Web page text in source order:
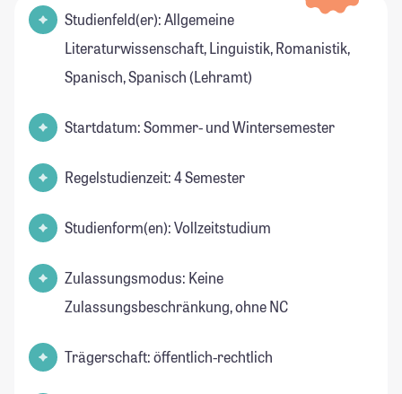
Studienfeld(er): Allgemeine
Literaturwissenschaft, Linguistik, Romanistik,
Spanisch, Spanisch (Lehramt)
Startdatum: Sommer- und Wintersemester
Regelstudienzeit: 4 Semester
Studienform(en): Vollzeitstudium
Zulassungsmodus: Keine
Zulassungsbeschränkung, ohne NC
Trägerschaft: öffentlich-rechtlich